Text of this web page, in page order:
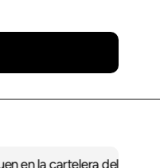
del DuplexLa